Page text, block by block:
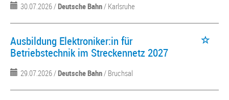
30.07.2026 /Deutsche Bahn/ Karlsruhe
Ausbildung Elektroniker:in für
Betriebstechnik im Streckennetz 2027
29.07.2026 /Deutsche Bahn/ Bruchsal